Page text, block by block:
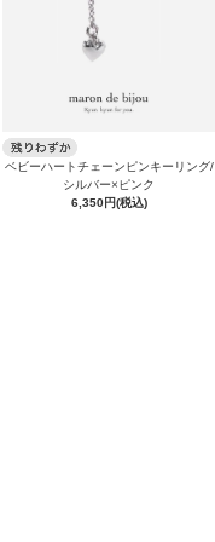
ベビーハートチェーンピンキーリング/
シルバー×ピンク
6,350円(税込)